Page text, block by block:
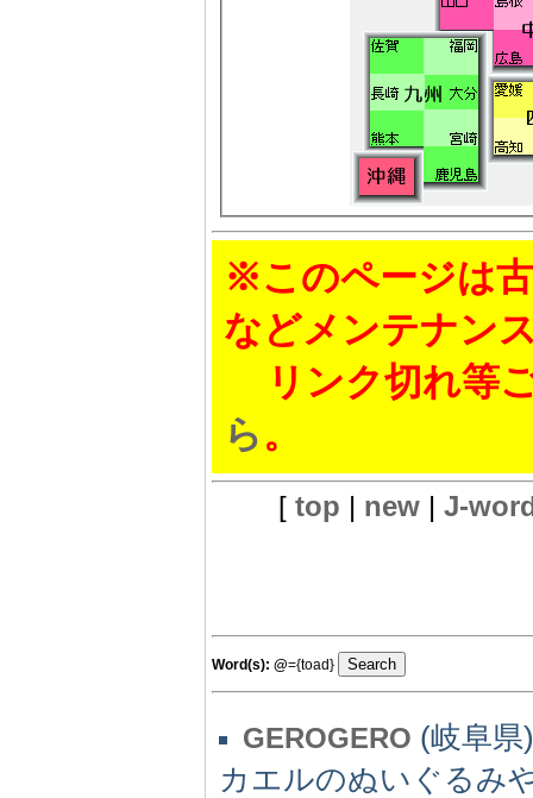
※このページは
などメンテナン
リンク切れ等
ら。
[ top | new| J-
Word(s): @={toad}
GEROGERO (岐阜県
カエルのぬいぐるみ